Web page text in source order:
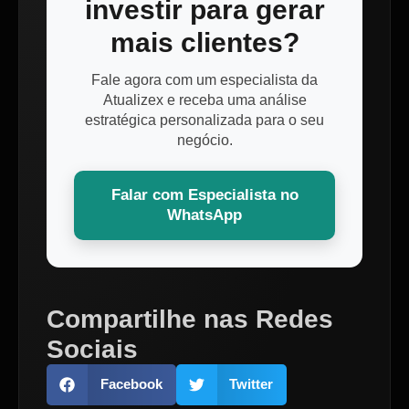
investir para gerar
mais clientes?
Fale agora com um especialista da
Atualizex e receba uma análise
estratégica personalizada para o seu
negócio.
Falar com Especialista no
WhatsApp
Compartilhe nas Redes
Sociais
Facebook Twitter